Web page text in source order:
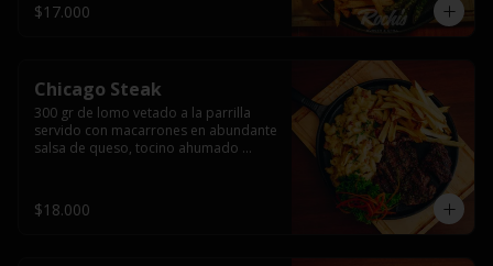
$17.000
Chicago Steak
300 gr de lomo vetado a la parrilla
servido con macarrones en abundante
salsa de queso, tocino ahumado
$18.000